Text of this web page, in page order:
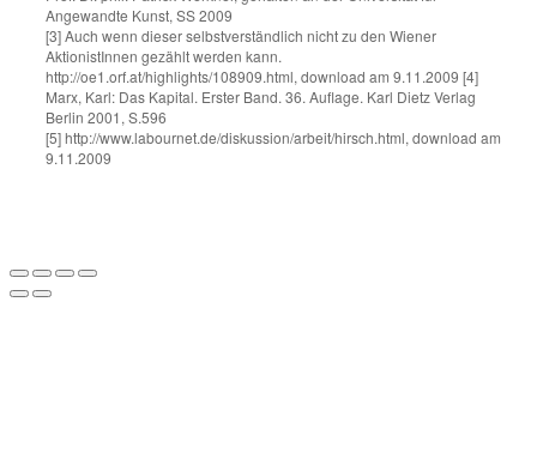
Angewandte Kunst, SS 2009
[3] Auch wenn dieser selbstverständlich nicht zu den Wiener
AktionistInnen gezählt werden kann.
http://oe1.orf.at/highlights/108909.html, download am 9.11.2009 [4]
Marx, Karl: Das Kapital. Erster Band. 36. Auflage. Karl Dietz Verlag
Berlin 2001, S.596
[5] http://www.labournet.de/diskussion/arbeit/hirsch.html, download am
9.11.2009